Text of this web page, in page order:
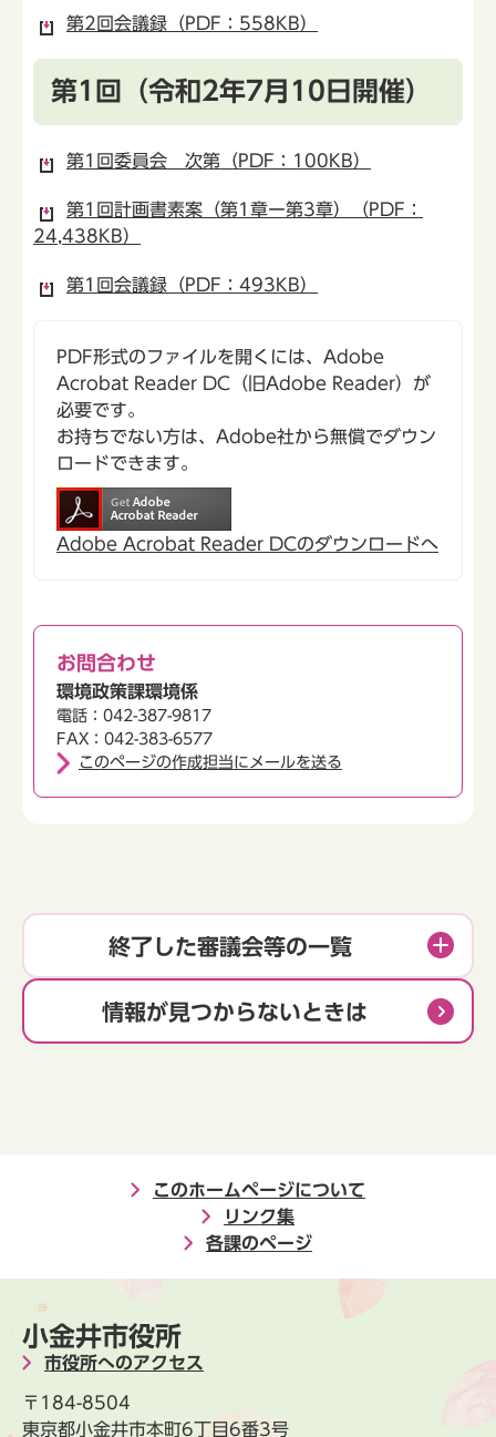
第2回会議録（PDF：558KB）
第1回（令和2年7月10日開催）
第1回委員会 次第（PDF：100KB）
第1回計画書素案（第1章ー第3章）（PDF：
24,438KB）
第1回会議録（PDF：493KB）
PDF形式のファイルを開くには、Adobe
Acrobat Reader DC（旧Adobe Reader）が
必要です。
お持ちでない方は、Adobe社から無償でダウン
ロードできます。
Adobe Acrobat Reader DCのダウンロードへ
お問合わせ
環境政策課環境係
電話：042-387-9817
FAX：042-383-6577
このページの作成担当にメールを送る
終了した審議会等の一覧
情報が見つからないときは
このホームページについて
リンク集
各課のページ
小金井市役所
市役所へのアクセス
〒184-8504
東京都小金井市本町6丁目6番3号